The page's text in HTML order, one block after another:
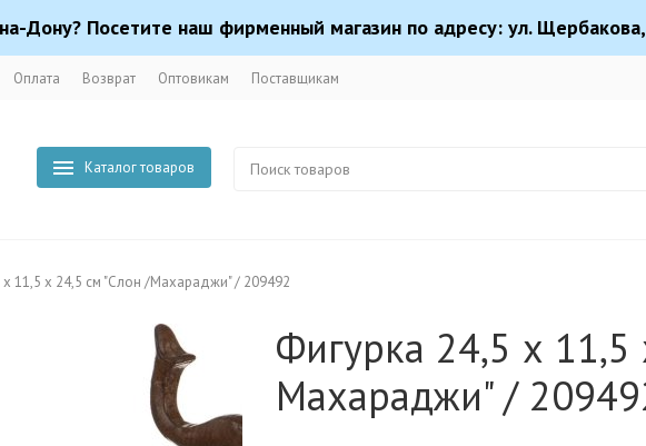
Дону? Посетите наш фирменный магазин по адресу: ул.
Оплата Возврат Оптовикам Поставщикам
Каталог товаров
х 11,5 х 24,5 см "Слон /Махараджи" / 209492
Фигурка 24,5 х
Махараджи" /